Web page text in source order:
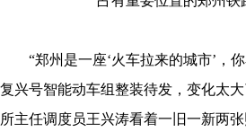
“郑州是一座‘火车拉来的城市’，你
复兴号智能动车组整装待发，变化太
所主任调度员王兴涛看着一旧一新两张